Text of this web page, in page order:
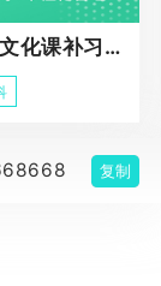
西安艺考文化课补习学校
复制